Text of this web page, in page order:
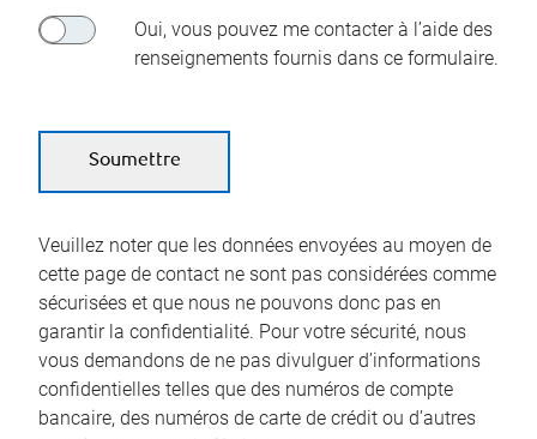
Oui, vous pouvez me contacter à l’aide des
renseignements fournis dans ce formulaire.
Veuillez noter que les données envoyées au moyen de
cette page de contact ne sont pas considérées comme
sécurisées et que nous ne pouvons donc pas en
garantir la confidentialité. Pour votre sécurité, nous
vous demandons de ne pas divulguer d’informations
confidentielles telles que des numéros de compte
bancaire, des numéros de carte de crédit ou d’autres